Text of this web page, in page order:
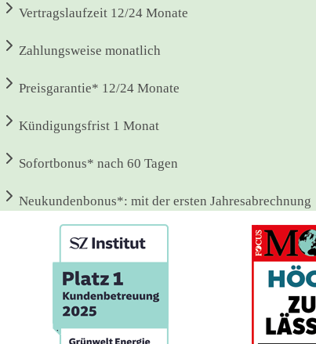
Vertragslaufzeit 12/24 Monate
Zahlungsweise monatlich
Preisgarantie* 12/24 Monate
Kündigungsfrist 1 Monat
Sofortbonus* nach 60 Tagen
Neukundenbonus*: mit der ersten Jahresabrechnung